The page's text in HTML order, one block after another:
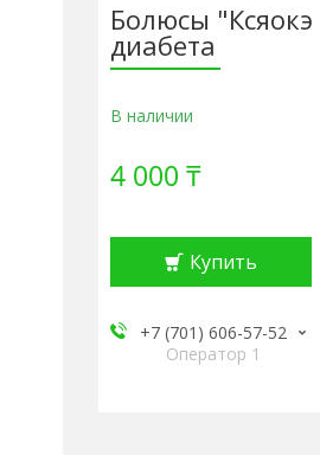
Болюсы
диабета
В наличии
4 000 ₸
Купить
+7 (701) 606-57-52
Оператор 1